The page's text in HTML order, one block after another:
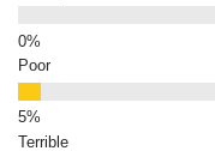
Poor
Terrible